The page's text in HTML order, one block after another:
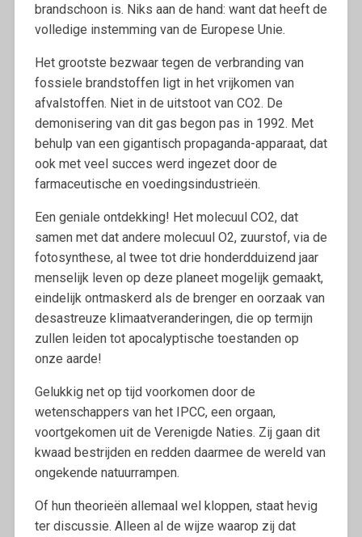
brandschoon is. Niks aan de hand: want dat heeft de
volledige instemming van de Europese Unie.
Het grootste bezwaar tegen de verbranding van
fossiele brandstoffen ligt in het vrijkomen van
afvalstoffen. Niet in de uitstoot van CO2. De
demonisering van dit gas begon pas in 1992. Met
behulp van een gigantisch propaganda-apparaat, dat
ook met veel succes werd ingezet door de
farmaceutische en voedingsindustrieën.
Een geniale ontdekking! Het molecuul CO2, dat
samen met dat andere molecuul O2, zuurstof, via de
fotosynthese, al twee tot drie honderdduizend jaar
menselijk leven op deze planeet mogelijk gemaakt,
eindelijk ontmaskerd als de brenger en oorzaak van
desastreuze klimaatveranderingen, die op termijn
zullen leiden tot apocalyptische toestanden op
onze aarde!
Gelukkig net op tijd voorkomen door de
wetenschappers van het IPCC, een orgaan,
voortgekomen uit de Verenigde Naties. Zij gaan dit
kwaad bestrijden en redden daarmee de wereld van
ongekende natuurrampen.
Of hun theorieën allemaal wel kloppen, staat hevig
ter discussie. Alleen al de wijze waarop zij dat